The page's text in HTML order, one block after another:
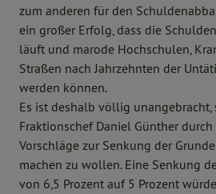
zum anderen für den
ein großer Erfolg, dass die
läuft und marode Hochschulen,
Straßen nach Jahrzehnten der
werden können.
Es ist deshalb völlig unangebracht,
Fraktionschef Daniel Günther
Vorschläge zur Senkung der
machen zu wollen. Eine Senkung
von 6,5 Prozent auf 5 Prozent